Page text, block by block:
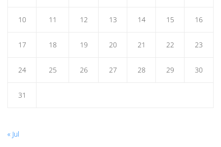
10 11 12 13 14 15 16
17 18 19 20 21 22 23
24 25 26 27 28 29 30
31
« Jul